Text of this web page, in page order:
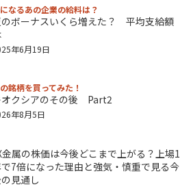
なるあの企業の給料は？
のボーナスいくら増えた？ 平均支給額
年6月19日
銘柄を買ってみた！
オクシアのその後 Part2
年8月5日
金属の株価は今後どこまで上がる？上場1
7倍になった理由と強気・慎重で見る今
見通し